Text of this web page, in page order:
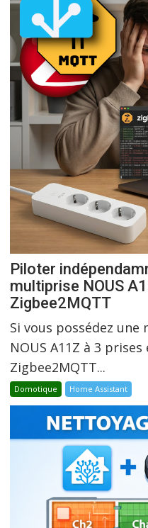
Piloter
multiprise NOUS
Zigbee2MQTT
Si vous possédez
NOUS A11Z à 3
Zigbee2MQTT...
Domotique Home Assistant